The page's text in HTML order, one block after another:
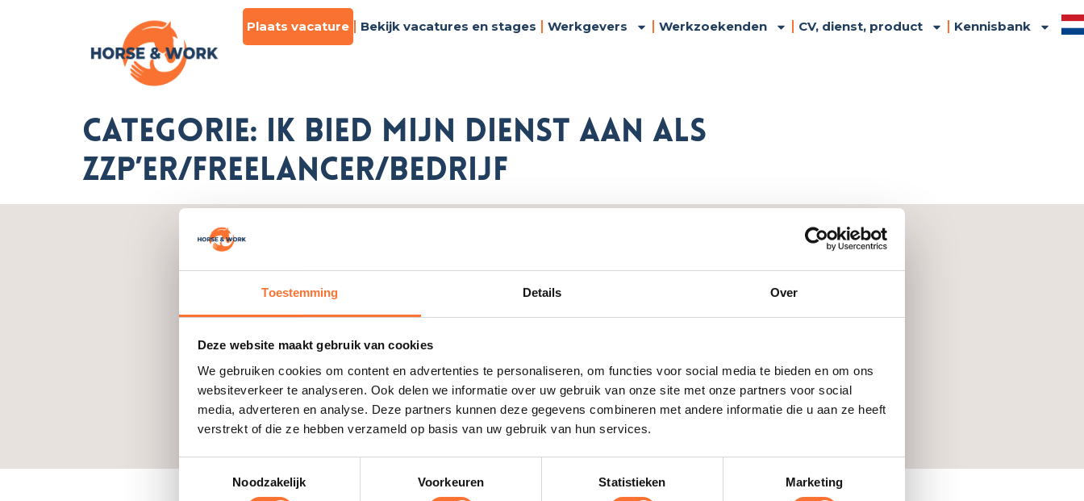
Toestemming Details Over
Deze website maakt gebruik van cookies
We gebruiken cookies om content en advertenties te personaliseren, om functies voor social media te bieden en om ons
websiteverkeer te analyseren. Ook delen we informatie over uw gebruik van onze site met onze partners voor social
media, adverteren en analyse. Deze partners kunnen deze gegevens combineren met andere informatie die u aan ze heeft
verstrekt of die ze hebben verzameld op basis van uw gebruik van hun services.
Toestemmingsselectie
Noodzakelijk
Voorkeuren Statistieken Marketing
Plaats vacature Bekijk vacatures en stages Werkgevers Werkzoekenden CV, dienst, product Kennisbank
Categorie: Ik bied mijn dienst aan als
ZZP’er/freelancer/bedrijf
Inschrijven nieuwsbrief
Privacybeleid
Copyright 2025 - Horse and Work
Volg HorseandWork.nl